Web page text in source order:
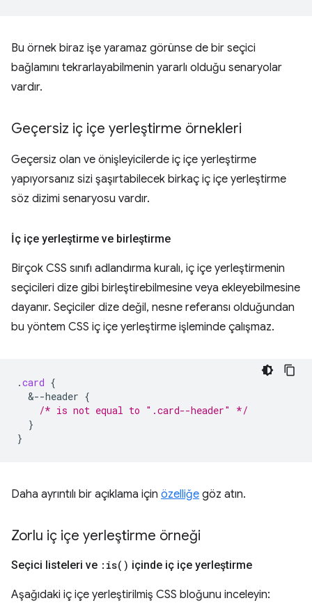
Bu örnek biraz işe yaramaz görünse de bir seçici
bağlamını tekrarlayabilmenin yararlı olduğu senaryolar
vardır.
Geçersiz iç içe yerleştirme örnekleri
Geçersiz olan ve önişleyicilerde iç içe yerleştirme
yapıyorsanız sizi şaşırtabilecek birkaç iç içe yerleştirme
söz dizimi senaryosu vardır.
İç içe yerleştirme ve birleştirme
Birçok CSS sınıfı adlandırma kuralı, iç içe yerleştirmenin
seçicileri dize gibi birleştirebilmesine veya ekleyebilmesine
dayanır. Seçiciler dize değil, nesne referansı olduğundan
bu yöntem CSS iç içe yerleştirme işleminde çalışmaz.
.card {
&--header {
/* is not equal to ".card--header" */
}
}
Daha ayrıntılı bir açıklama için özelliğe göz atın.
Zorlu iç içe yerleştirme örneği
Seçici listeleri ve : is( ) içinde iç içe yerleştirme
Aşağıdaki iç içe yerleştirilmiş CSS bloğunu inceleyin: